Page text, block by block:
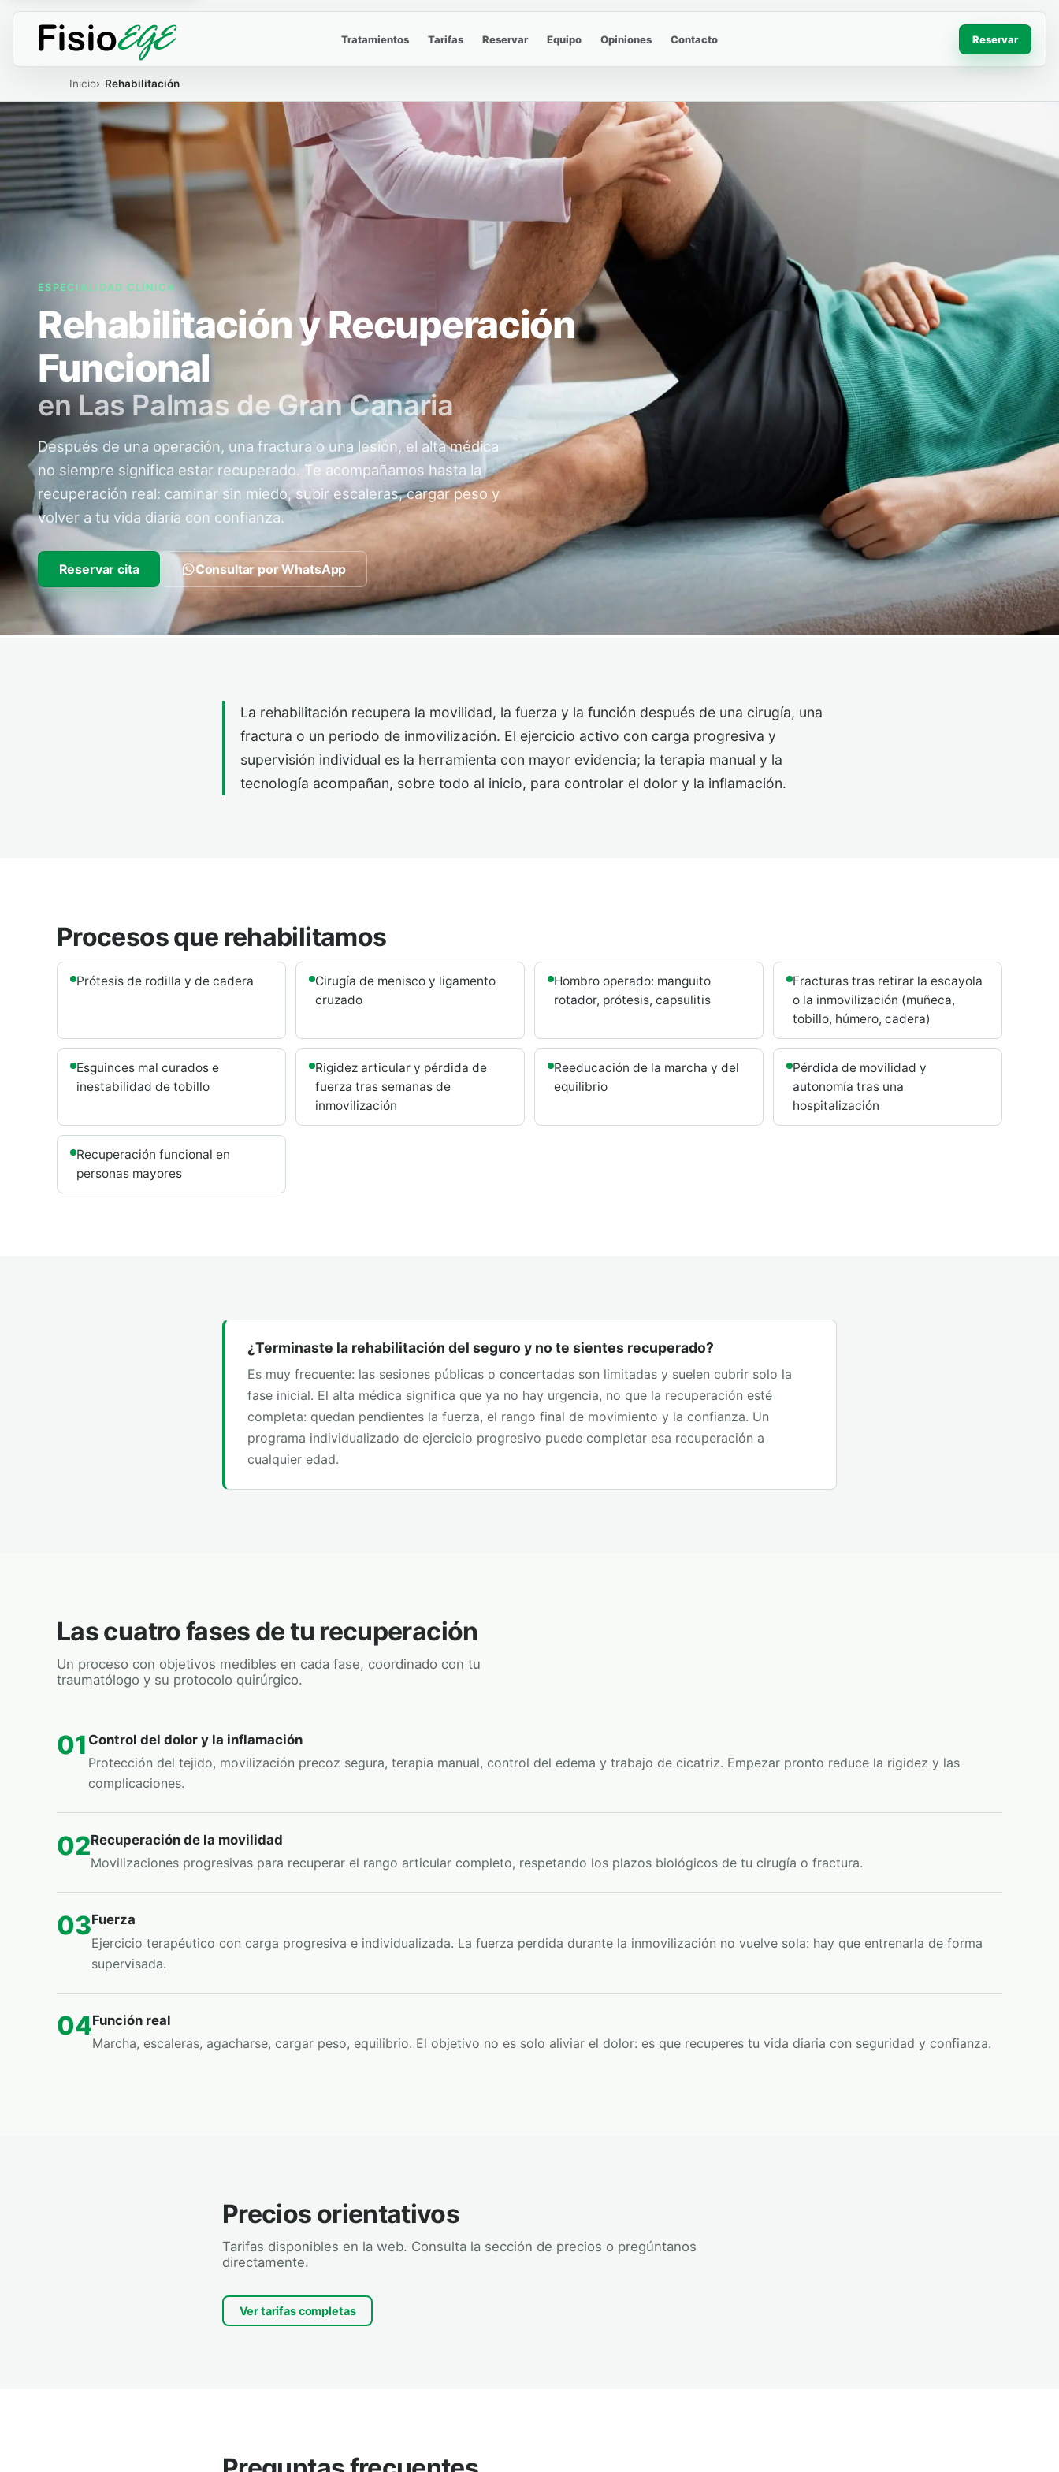
Tratamientos Tarifas Reservar Equipo Opiniones Contacto Reservar
Inicio Rehabilitación
ESPECIALIDAD CLÍNICA
Rehabilitación y Recuperación
Funcional
en Las Palmas de Gran Canaria
Después de una operación, una fractura o una lesión, el alta médica
no siempre significa estar recuperado. Te acompañamos hasta la
recuperación real: caminar sin miedo, subir escaleras, cargar peso y
volver a tu vida diaria con confianza.
Reservar cita Consultar por WhatsApp
La rehabilitación recupera la movilidad, la fuerza y la función después de una cirugía, una
fractura o un periodo de inmovilización. El ejercicio activo con carga progresiva y
supervisión individual es la herramienta con mayor evidencia; la terapia manual y la
tecnología acompañan, sobre todo al inicio, para controlar el dolor y la inflamación.
Procesos que rehabilitamos
Prótesis de rodilla y de cadera
Cirugía de menisco y ligamento
cruzado
Hombro operado: manguito
rotador, prótesis, capsulitis
Fracturas tras retirar la escayola
o la inmovilización (muñeca,
tobillo, húmero, cadera)
Esguinces mal curados e
inestabilidad de tobillo
Rigidez articular y pérdida de
fuerza tras semanas de
inmovilización
Reeducación de la marcha y del
equilibrio
Pérdida de movilidad y
autonomía tras una
hospitalización
Recuperación funcional en
personas mayores
¿Terminaste la rehabilitación del seguro y no te sientes recuperado?
Es muy frecuente: las sesiones públicas o concertadas son limitadas y suelen cubrir solo la
fase inicial. El alta médica significa que ya no hay urgencia, no que la recuperación esté
completa: quedan pendientes la fuerza, el rango final de movimiento y la confianza. Un
programa individualizado de ejercicio progresivo puede completar esa recuperación a
cualquier edad.
Las cuatro fases de tu recuperación
Un proceso con objetivos medibles en cada fase, coordinado con tu
traumatólogo y su protocolo quirúrgico.
01 Control del dolor y la inflamación
Protección del tejido, movilización precoz segura, terapia manual, control del edema y trabajo de cicatriz. Empezar pronto reduce la rigidez y las
complicaciones.
02Recuperación de la movilidad
Movilizaciones progresivas para recuperar el rango articular completo, respetando los plazos biológicos de tu cirugía o fractura.
03Fuerza
Ejercicio terapéutico con carga progresiva e individualizada. La fuerza perdida durante la inmovilización no vuelve sola: hay que entrenarla de forma
supervisada.
04Función real
Marcha, escaleras, agacharse, cargar peso, equilibrio. El objetivo no es solo aliviar el dolor: es que recuperes tu vida diaria con seguridad y confianza.
Precios orientativos
Tarifas disponibles en la web. Consulta la sección de precios o pregúntanos
directamente.
Ver tarifas completas